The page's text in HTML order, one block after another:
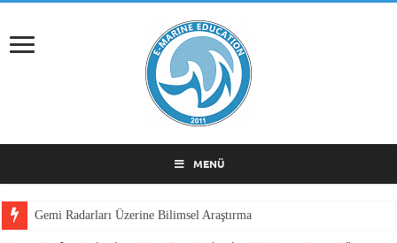
MENÜ
Gemi Radarları Üzerine Bilimsel Araştırma